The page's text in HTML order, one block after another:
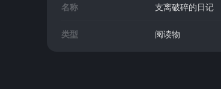
名称 支离破碎的日记
类型 阅读物